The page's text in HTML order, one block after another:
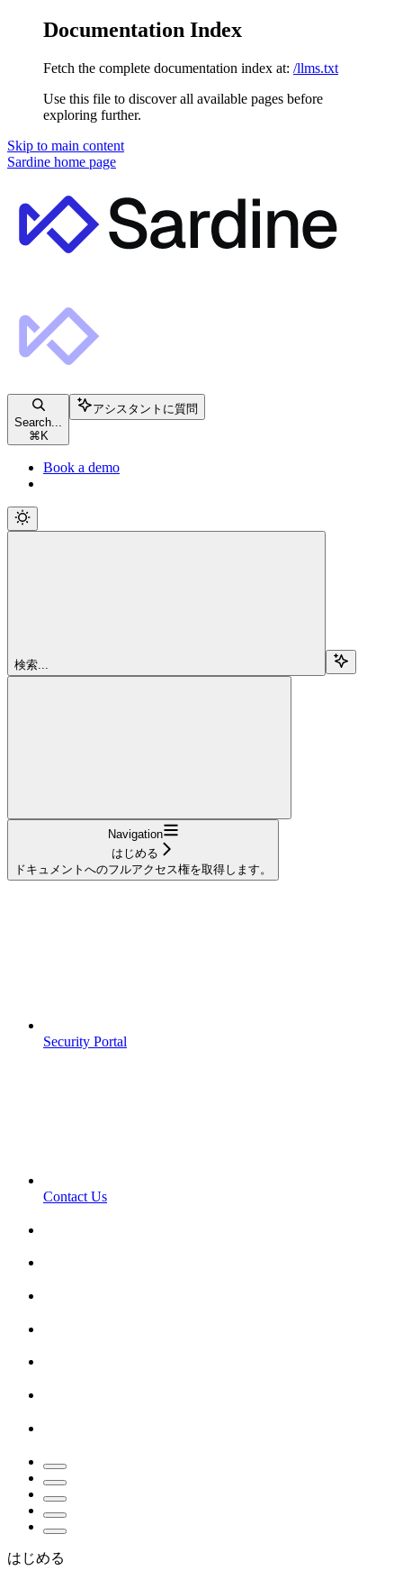
Documentation Index
Fetch the complete documentation index at: /llms.txt
Use this file to discover all available pages before
exploring further.
Skip to main content
Sardine home page
Search...
⌘ K
アシスタントに質問
Book a demo
検索...
Navigation
はじめる
ドキュメントへのフルアクセス権を取得します。
Security Portal
Contact Us
はじめる